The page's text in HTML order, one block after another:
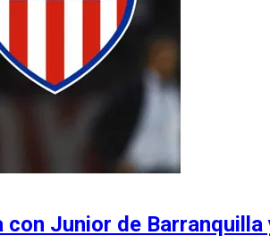
Junior de Barranquilla